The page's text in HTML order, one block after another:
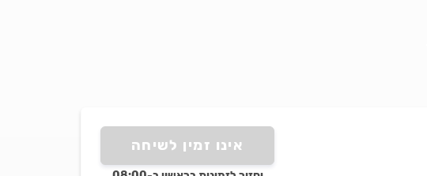
אינו זמין לשיחה